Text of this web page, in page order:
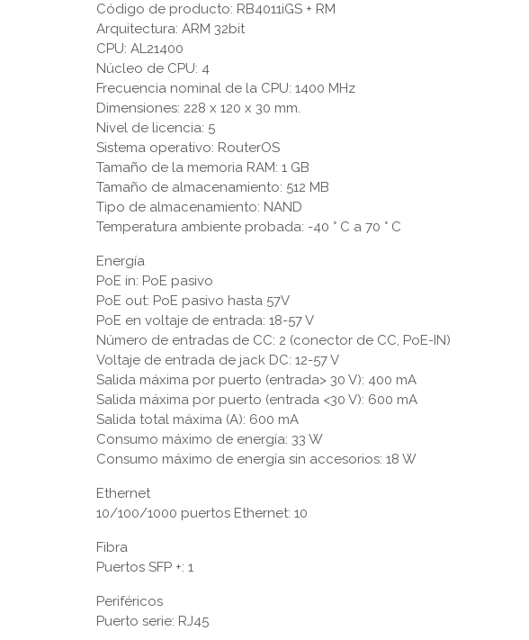
Código de producto: RB4011iGS + RM
Arquitectura: ARM 32bit
CPU: AL21400
Núcleo de CPU: 4
Frecuencia nominal de la CPU: 1400 MHz
Dimensiones: 228 x 120 x 30 mm.
Nivel de licencia: 5
Sistema operativo: RouterOS
Tamaño de la memoria RAM: 1 GB
Tamaño de almacenamiento: 512 MB
Tipo de almacenamiento: NAND
Temperatura ambiente probada: -40 ° C a 70 ° C
Energía
PoE in: PoE pasivo
PoE out: PoE pasivo hasta 57V
PoE en voltaje de entrada: 18-57 V
Número de entradas de CC: 2 (conector de CC, PoE-IN)
Voltaje de entrada de jack DC: 12-57 V
Salida máxima por puerto (entrada> 30 V): 400 mA
Salida máxima por puerto (entrada <30 V): 600 mA
Salida total máxima (A): 600 mA
Consumo máximo de energía: 33 W
Consumo máximo de energía sin accesorios: 18 W
Ethernet
10/100/1000 puertos Ethernet: 10
Fibra
Puertos SFP +: 1
Periféricos
Puerto serie: RJ45